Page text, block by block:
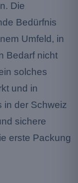
Die
Bedürfnis
Umfeld, in
Bedarf nicht
solches
und in
in der Schweiz
sichere
erste Packung